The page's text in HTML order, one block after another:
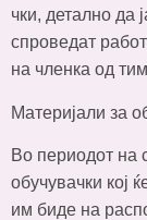
чки, детално да
спроведат
на членка од
Материјали за
Во периодот на
обучувачки кој
им биде на